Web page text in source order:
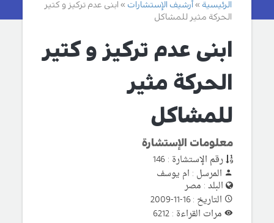
الرئيسية أرشيف الإستشارات
ابنى عدم تركيز و كتير
الحركة مثير للمشاكل
ابنى عدم تركيز و كتير
الحركة مثير
للمشاكل
معلومات الإستشارة
رقم الإستشارة : 146
المرسل : ام يوسف
البلد : مصر
التاريخ : 16-11-2009
مرات القراءة : 6212